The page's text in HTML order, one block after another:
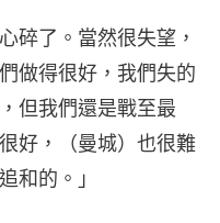
碎了。當然很失望，
做得很好，我們失的
但我們還是戰至最
好，（曼城）也很難
和的。」